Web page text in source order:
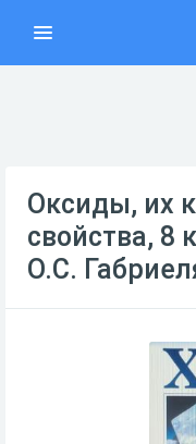
Оксиды, их
свойства, 8
О.С.